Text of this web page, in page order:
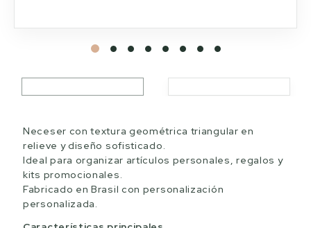
Neceser con textura geométrica triangular en
relieve y diseño sofisticado.
Ideal para organizar artículos personales, regalos y
kits promocionales.
Fabricado en Brasil con personalización
personalizada.